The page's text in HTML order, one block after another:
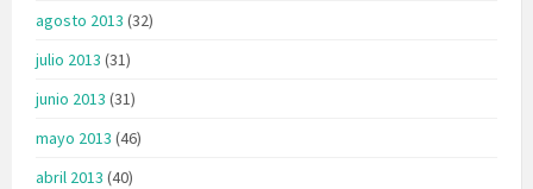
agosto 2013 (32)
julio 2013 (31)
junio 2013 (31)
mayo 2013 (46)
abril 2013 (40)